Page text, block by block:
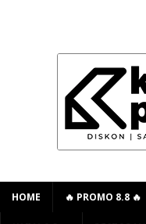
HOME 🔥 PROMO 8.8 🔥